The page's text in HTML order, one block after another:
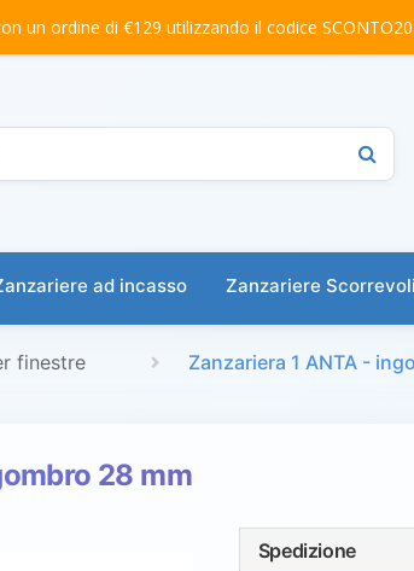
un ordine di €129 utilizzando il codice
ad incasso Zanzariere Scorrevoli
finestre Zanzariera 1 ANTA -
28 mm
Spedizione